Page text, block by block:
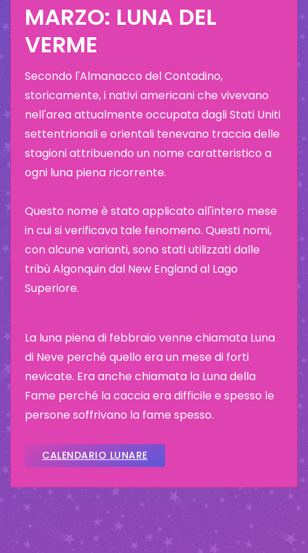
MARZO: LUNA DEL
VERME
Secondo l'Almanacco del Contadino,
storicamente, i nativi americani che vivevano
nell'area attualmente occupata dagli Stati Uniti
settentrionali e orientali tenevano traccia delle
stagioni attribuendo un nome caratteristico a
ogni luna piena ricorrente.
Questo nome è stato applicato all'intero mese
in cui si verificava tale fenomeno. Questi nomi,
con alcune varianti, sono stati utilizzati dalle
tribù Algonquin dal New England al Lago
Superiore.
La luna piena di febbraio venne chiamata Luna
di Neve perché quello era un mese di forti
nevicate. Era anche chiamata la Luna della
Fame perché la caccia era difficile e spesso le
persone soffrivano la fame spesso.
CALENDARIO LUNARE